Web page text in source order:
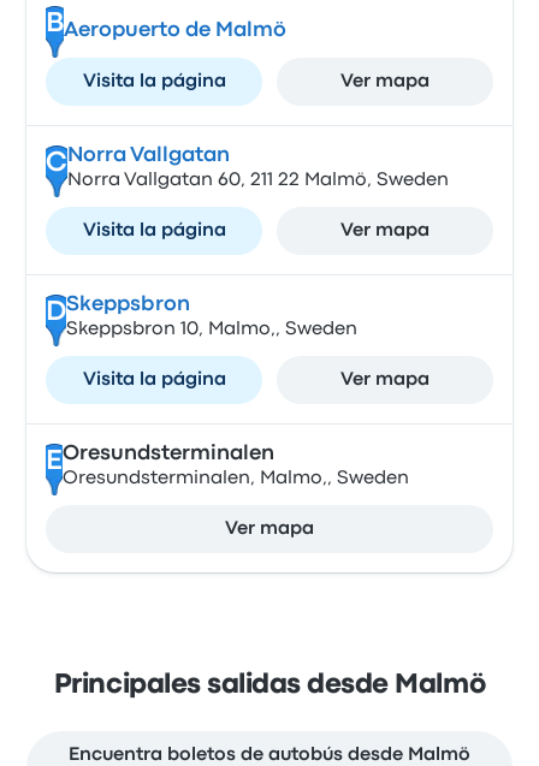
BAeropuerto de Malmö
Visita la página Ver mapa
CNorra Vallgatan
Norra Vallgatan 60, 211 22 Malmö, Sweden
Visita la página Ver mapa
DSkeppsbron
Skeppsbron 10, Malmo,, Sweden
Visita la página Ver mapa
EOresundsterminalen
Oresundsterminalen, Malmo,, Sweden
Ver mapa
Principales salidas desde Malmö
Encuentra boletos de autobús desde Malmö